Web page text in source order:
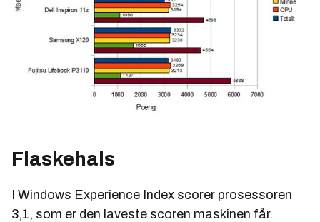
Flaskehals
I Windows Experience Index scorer prosessoren
3,1, som er den laveste scoren maskinen får.